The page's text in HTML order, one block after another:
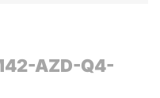
AZD-Q4-